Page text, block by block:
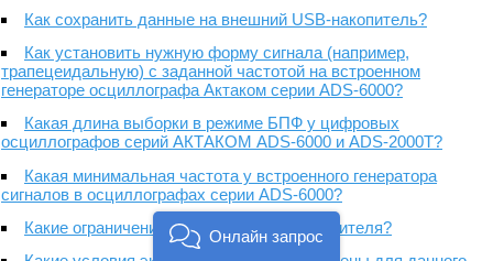
Как сохранить данные на внешний USB-накопитель?
Как установить нужную форму сигнала (например,
трапецеидальную) с заданной частотой на встроенном
генераторе осциллографа Актаком серии ADS-6000?
Какая длина выборки в режиме БПФ у цифровых
осциллографов серий АКТАКОМ ADS-6000 и ADS-2000T?
Какая минимальная частота у встроенного генератора
сигналов в осциллографах серии ADS-6000?
Какие ограничения на объем флеш-накопителя?
Онлайн запрос